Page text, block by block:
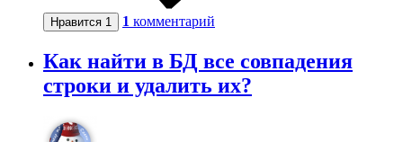
Нравится 1 1 комментарий
Как найти в БД все совпадения
строки и удалить их?